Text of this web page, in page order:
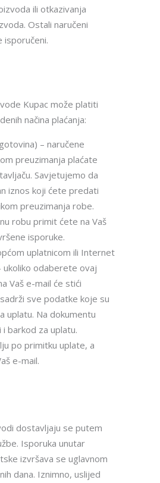
ili otkazivanja
Ostali naručeni
isporučeni.
Kupac može platiti
načina plaćanja:
– naručene
preuzimanja plaćate
Savjetujemo da
iznos koji ćete predati
preuzimanja robe.
robu primit ćete na Vaš
isporuke.
uplatnicom ili Internet
ukoliko odaberete ovaj
Vaš e-mail će stići
sve podatke koje su
uplatu. Na dokumentu
barkod za uplatu.
po primitku uplate, a
e-mail.
dostavljaju se putem
Isporuka unutar
izvršava se uglavnom
dana. Iznimno, uslijed